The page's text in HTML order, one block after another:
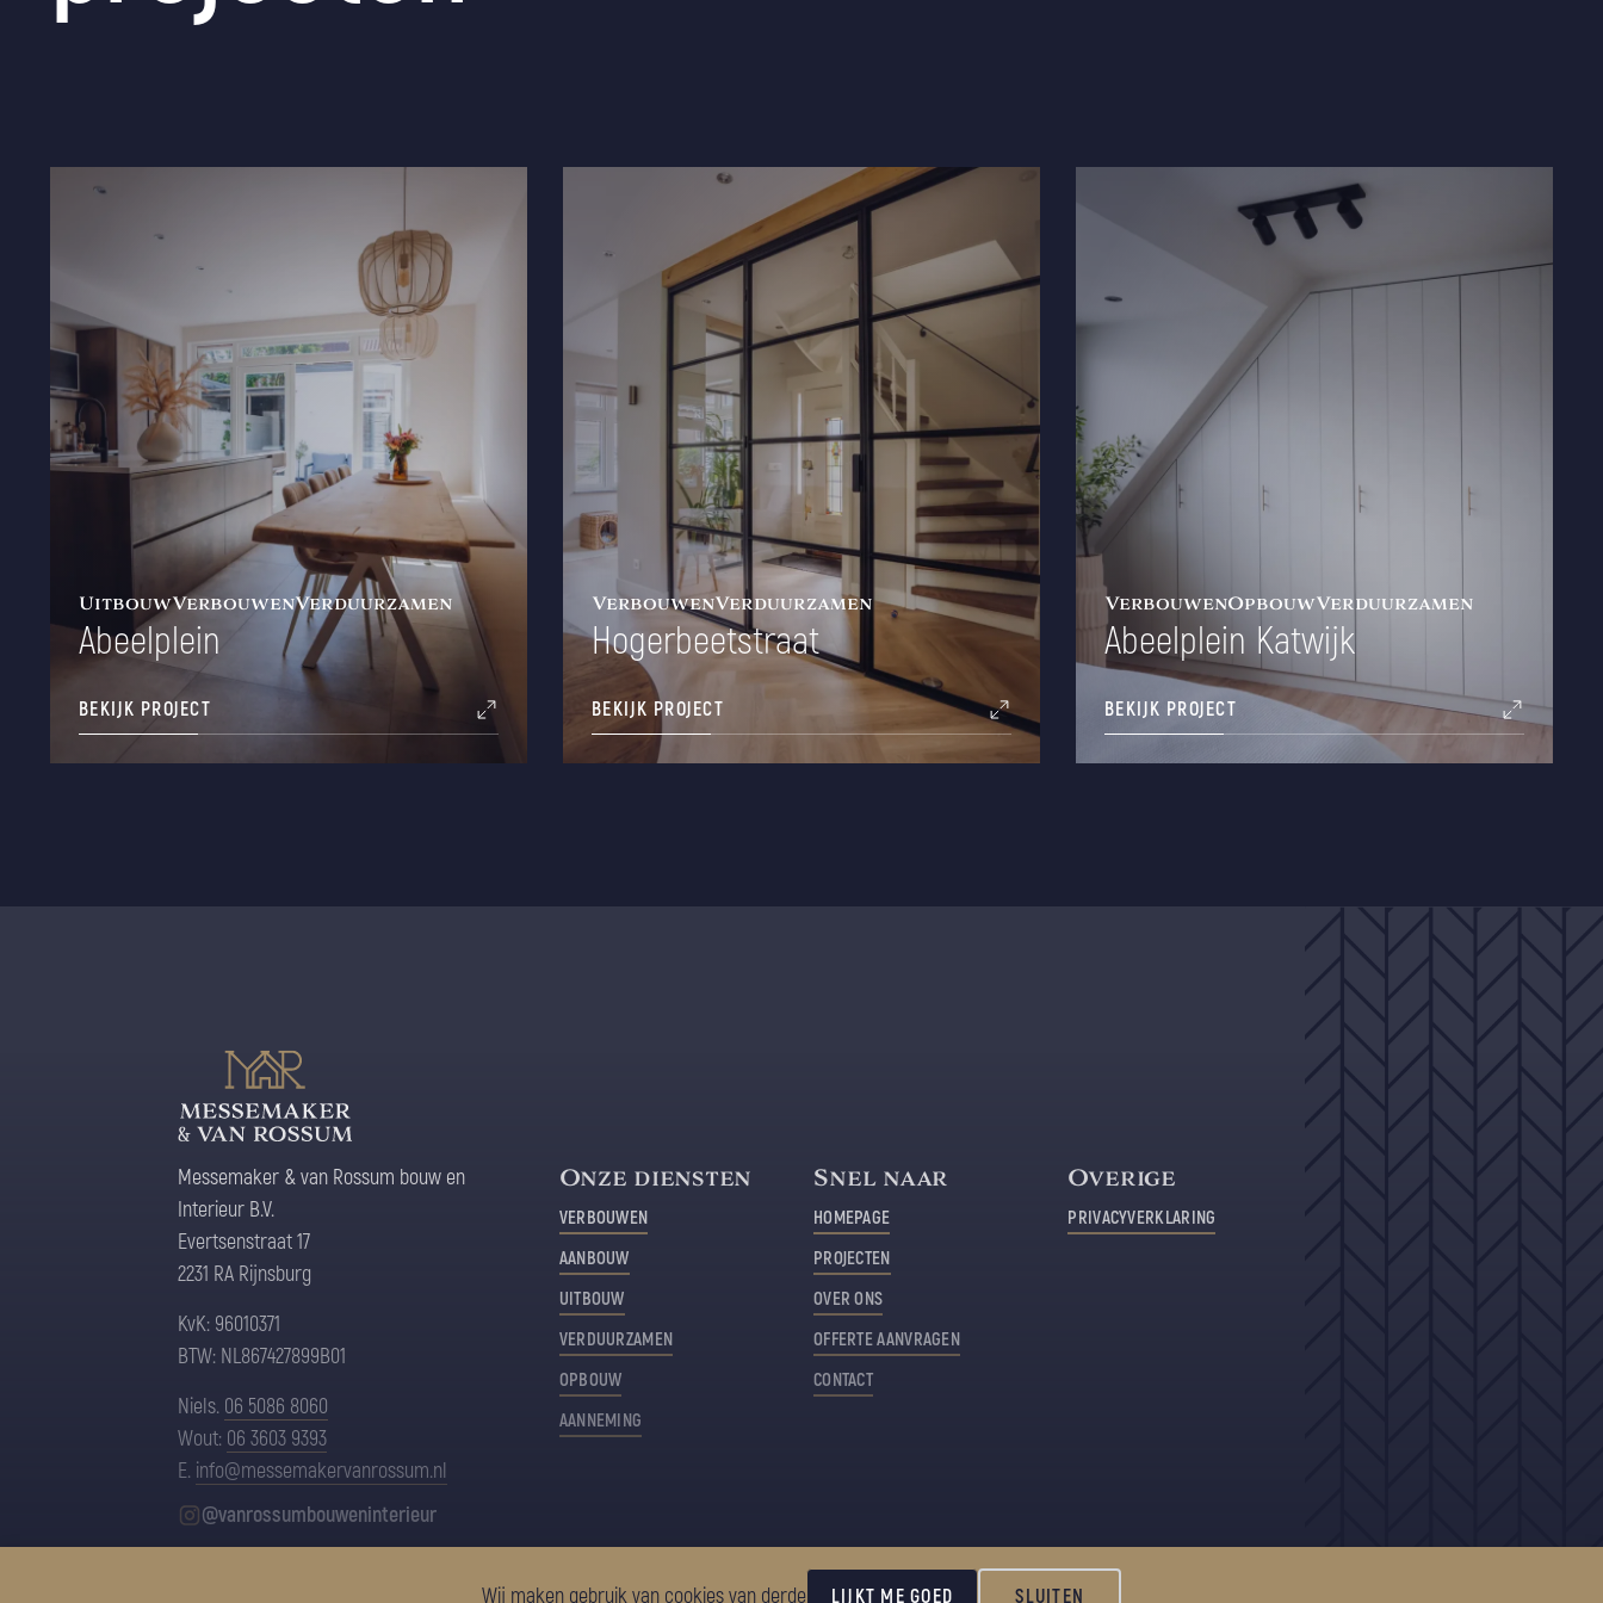
UitbouwVerbouwenVerduurzamen
Abeelplein
BEKIJK PROJECT
VerbouwenVerduurzamen
Hogerbeetstraat
BEKIJK PROJECT
VerbouwenOpbouwVerduurzamen
Abeelplein Katwijk
BEKIJK PROJECT
Messemaker & van Rossum bouw en
Interieur B.V.
Evertsenstraat 17
2231 RA Rijnsburg
KvK: 96010371
BTW: NL867427899B01
Niels. 06 5086 8060
Wout: 06 3603 9393
E. info@messemakervanrossum.nl
@vanrossumbouweninterieur
Onze diensten
VERBOUWEN
AANBOUW
UITBOUW
VERDUURZAMEN
OPBOUW
AANNEMING
Snel naar
HOMEPAGE
PROJECTEN
OVER ONS
OFFERTE AANVRAGEN
CONTACT
Overige
PRIVACYVERKLARING
Wij maken gebruik van cookies van derde LIJKT ME GOED SLUITEN